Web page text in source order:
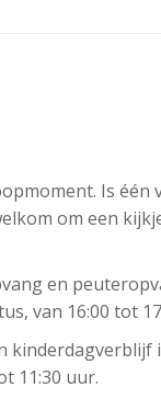
Is één
om een
en
van 16:00 tot
kinderdagverblijf
t 11:30 uur.